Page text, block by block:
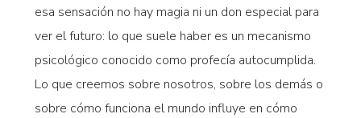
esa sensación no hay magia ni un don especial para
ver el futuro: lo que suele haber es un mecanismo
psicológico conocido como profecía autocumplida.
Lo que creemos sobre nosotros, sobre los demás o
sobre cómo funciona el mundo influye en cómo